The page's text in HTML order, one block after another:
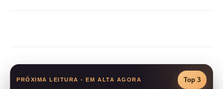
PRÓXIMA LEITURA - EM ALTA AGORA Top 3